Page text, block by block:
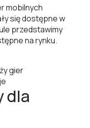
mobilnych
się dostępne w
przedstawimy
na rynku.
gier
dla